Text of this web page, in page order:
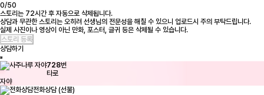
0/50
스토리는 72시간 후 자동으로 삭제됩니다.
상담과 무관한 스토리는 오히려 선생님의 전문성을 해칠 수 있으니 업로드시 주의 부탁드립니다.
실제 사진이나 영상이 아닌 만화, 포스터, 글귀 등은 삭제될 수 있습니다.
상담하기
728번
타로
자야
전화상담 (선불)